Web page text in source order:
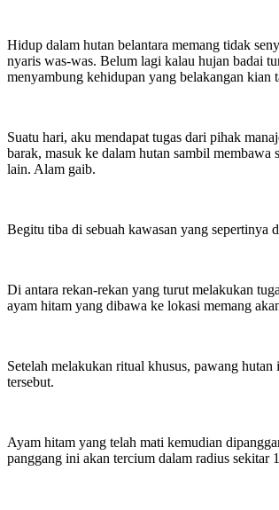
Hidup dalam hutan belantara memang tidak
nyaris was-was. Belum lagi kalau hujan badai
menyambung kehidupan yang belakangan kian
Suatu hari, aku mendapat tugas dari pihak
barak, masuk ke dalam hutan sambil
lain. Alam gaib.
Begitu tiba di sebuah kawasan yang sepertinya
Di antara rekan-rekan yang turut melakukan
ayam hitam yang dibawa ke lokasi memang
Setelah melakukan ritual khusus, pawang
tersebut.
Ayam hitam yang telah mati kemudian
panggang ini akan tercium dalam radius sekitar